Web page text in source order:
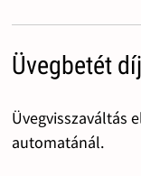
Üvegbetét díj
Üvegvisszaváltás
automatánál.